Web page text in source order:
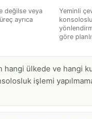
değilse veya
ayrıca
Yeminli
göre
ülkede ve hangi
işlemi